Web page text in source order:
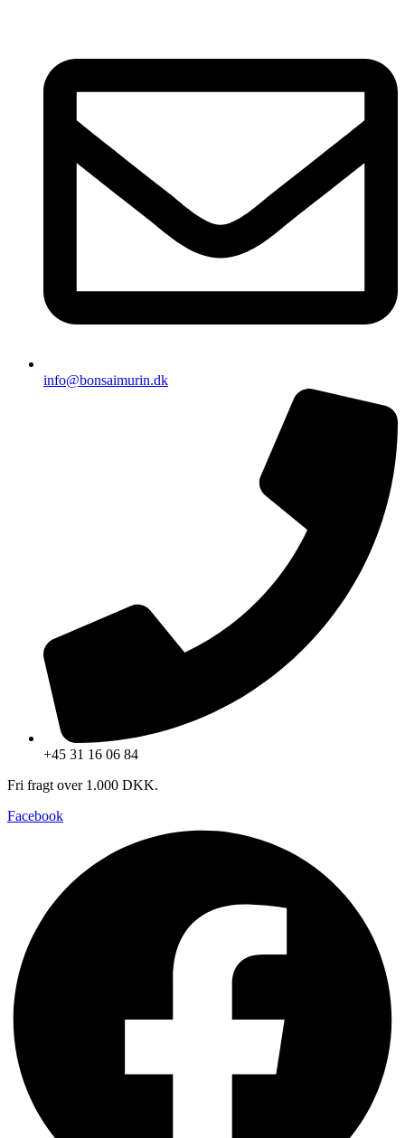
info@bonsaimurin.dk
+45 31 16 06 84
Fri fragt over 1.000 DKK.
Facebook